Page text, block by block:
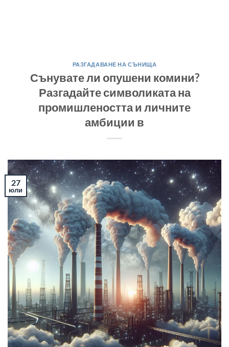
РАЗГАДАВАНЕ НА СЪНИЩА
Сънувате ли опушени комини?
Разгадайте символиката на
промишлеността и личните
амбиции в
27
юли